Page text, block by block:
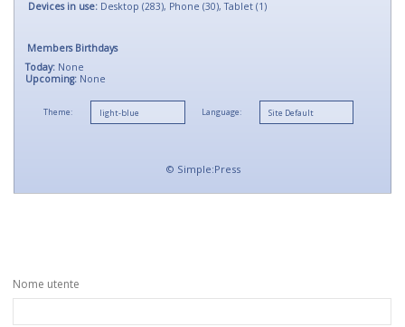
Devices in use: Desktop (283), Phone (30), Tablet (1)
Members Birthdays
Today: None
Upcoming: None
Theme: Language:
© Simple:Press
Nome utente